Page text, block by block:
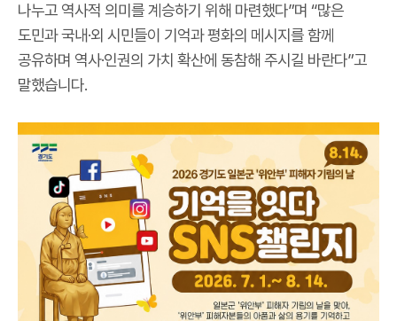
나누고 역사적 의미를 계승하기 위해 마련했다”며 “많은
도민과 국내·외 시민들이 기억과 평화의 메시지를 함께
공유하며 역사·인권의 가치 확산에 동참해 주시길 바란다”고
말했습니다.